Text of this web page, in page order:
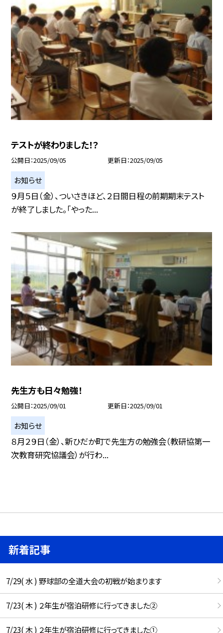
テストが終わりました！？
公開日 2025/09/05 更新日 2025/09/05
お知らせ
９月５日（金）、ついさきほど、２日間日程の前期期末テスト
が終了しました。「やった...
先生方も日々勉強！
公開日 2025/09/01 更新日 2025/09/01
お知らせ
８月２９日（金）、新ひだか町で先生方の勉強会（教研協第一
次教育研究協議会）が行わ...
新着記事
7/29( 水 ) 野球部の全道大会の初戦が始まります
7/23( 木 ) ２年生が宿泊研修に行ってきました②
7/23( 木 ) ２年生が宿泊研修に行ってきました①